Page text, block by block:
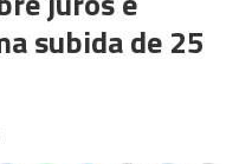
subida de 25